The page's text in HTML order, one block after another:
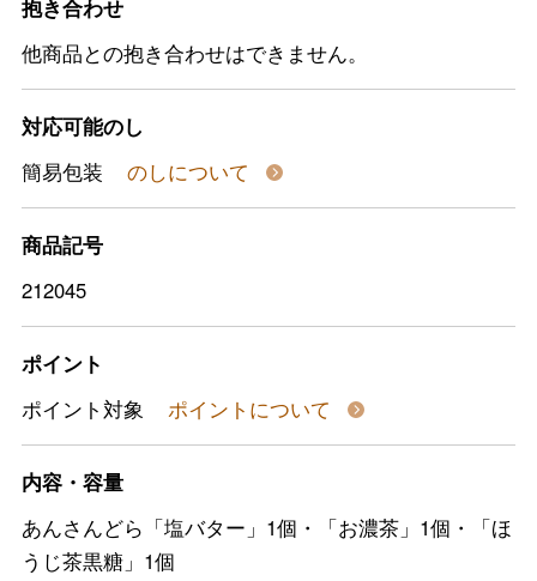
抱き合わせ
他商品との抱き合わせはできません。
対応可能のし
簡易包装
のしについて
商品記号
212045
ポイント
ポイント対象
ポイントについて
内容・容量
あんさんどら「塩バター」1個・「お濃茶」1個・「ほ
うじ茶黒糖」1個